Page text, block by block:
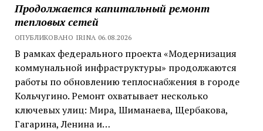
Продолжается капитальный ремонт
тепловых сетей
ОПУБЛИКОВАНО IRINA 06.08.2026
В рамках федерального проекта «Модернизация
коммунальной инфраструктуры» продолжаются
работы по обновлению теплоснабжения в городе
Кольчугино. Ремонт охватывает несколько
ключевых улиц: Мира, Шиманаева, Щербакова,
Гагарина, Ленина и…